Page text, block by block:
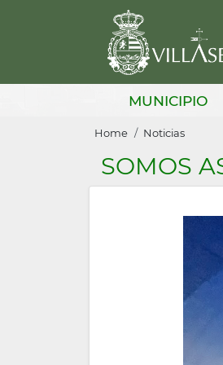
MUNICIPIO
Breadcrumb
Home Noticias
SOMOS